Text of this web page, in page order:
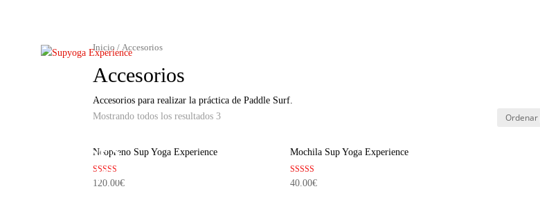
NOSOTROS
CLASES
EXCURSIONES
Inicio / Accesorios
Accesorios
Accesorios para realizar la práctica de Paddle Surf.
Mostrando todos los resultados 3
Neopreno Sup Yoga Experience
Valorado en
5.00
120.00€
Mochila Sup Yoga Experience
Valorado
en
40.00€